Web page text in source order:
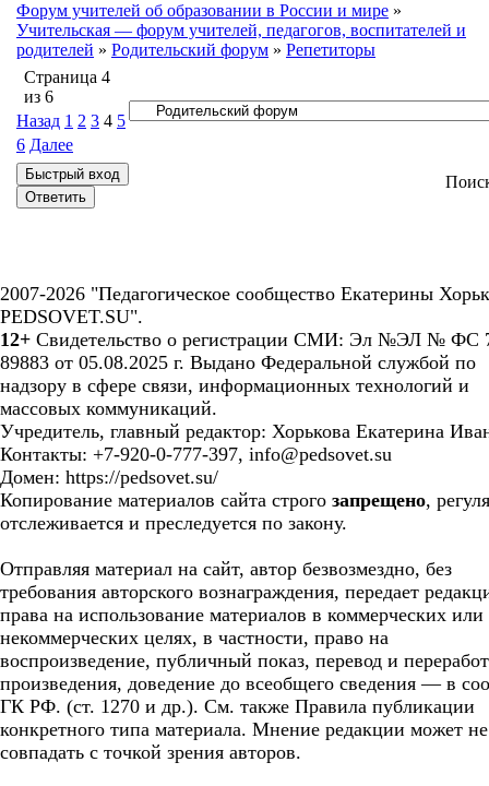
Форум учителей об образовании в России и мире »
Учительская — форум учителей, педагогов, воспитателей и
родителей » Родительский форум » Репетиторы
Страница 4
из 6
Назад 1 2 3 4 5
6 Далее
2007-2026 "Педагогическое сообщество Екатерины
PEDSOVET.SU".
12+ Свидетельство о регистрации СМИ: Эл №ЭЛ № ФС
89883 от 05.08.2025 г. Выдано Федеральной службой по
надзору в сфере связи, информационных технологий и
массовых коммуникаций.
Учредитель, главный редактор: Хорькова Екатерина
Контакты: +7-920-0-777-397, info@pedsovet.su
Домен: https://pedsovet.su/
Копирование материалов сайта строго запрещено,
отслеживается и преследуется по закону.
Отправляя материал на сайт, автор безвозмездно, без
требования авторского вознаграждения, передает
права на использование материалов в коммерческих или
некоммерческих целях, в частности, право на
воспроизведение, публичный показ, перевод и
произведения, доведение до всеобщего сведения — в
ГК РФ. (ст. 1270 и др.). См. также Правила публикации
конкретного типа материала. Мнение редакции может не
совпадать с точкой зрения авторов.